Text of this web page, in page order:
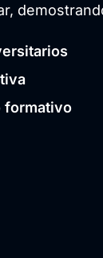
formativo